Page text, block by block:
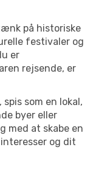
på historiske
festivaler og
er
rejsende, er
som en lokal,
byer eller
med at skabe en
og dit